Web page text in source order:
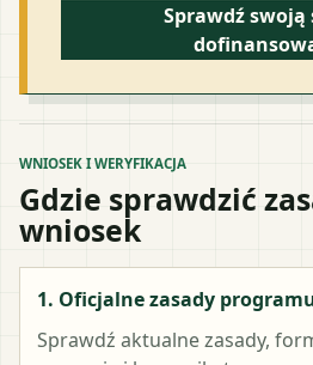
Sprawdź swoją
WNIOSEK I WERYFIKACJA
Gdzie sprawdzić
wniosek
1. Oficjalne zasady
Sprawdź aktualne zasady,